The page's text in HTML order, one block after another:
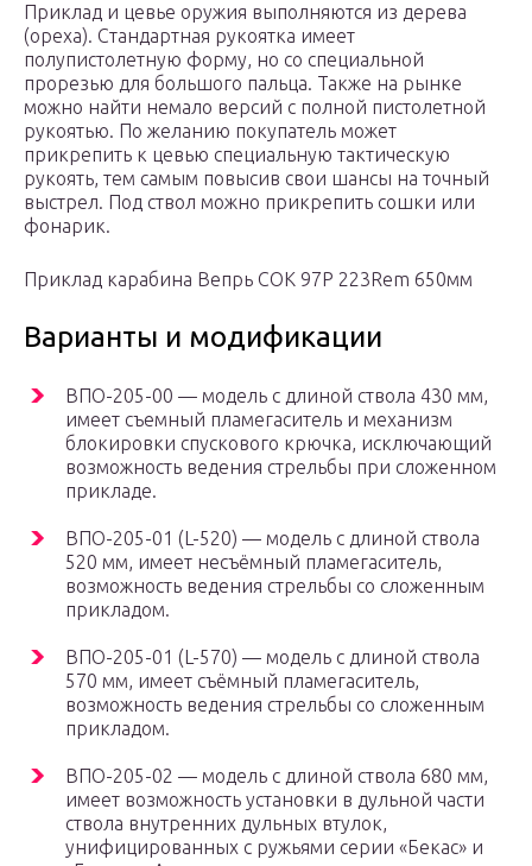
Приклад и цевье оружия выполняются из дерева
(ореха). Стандартная рукоятка имеет
полупистолетную форму, но со специальной
прорезью для большого пальца. Также на рынке
можно найти немало версий с полной пистолетной
рукоятью. По желанию покупатель может
прикрепить к цевью специальную тактическую
рукоять, тем самым повысив свои шансы на точный
выстрел. Под ствол можно прикрепить сошки или
фонарик.
Приклад карабина Вепрь СОК 97Р 223Rem 650мм
Варианты и модификации
ВПО-205-00 — модель с длиной ствола 430 мм,
имеет съемный пламегаситель и механизм
блокировки спускового крючка, исключающий
возможность ведения стрельбы при сложенном
прикладе.
ВПО-205-01 (L-520) — модель с длиной ствола
520 мм, имеет несъёмный пламегаситель,
возможность ведения стрельбы со сложенным
прикладом.
ВПО-205-01 (L-570) — модель с длиной ствола
570 мм, имеет съёмный пламегаситель,
возможность ведения стрельбы со сложенным
прикладом.
ВПО-205-02 — модель с длиной ствола 680 мм,
имеет возможность установки в дульной части
ствола внутренних дульных втулок,
унифицированных с ружьями серии «Бекас» и